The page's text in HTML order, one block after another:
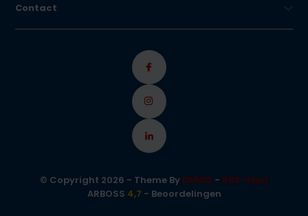
Contact
© Copyright 2026 - Theme By DMWS - RSS-feed
ARBOSS 4,7 - Beoordelingen